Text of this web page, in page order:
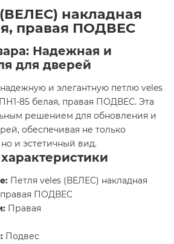
накладная
правая ПОДВЕС
Надежная и
для дверей
и элегантную петлю veles
85 белая, правая ПОДВЕС. Эта
решением для обновления и
обеспечивая не только
и эстетичный вид.
Петля veles (ВЕЛЕС) накладная
правая ПОДВЕС
Правая
Подвес